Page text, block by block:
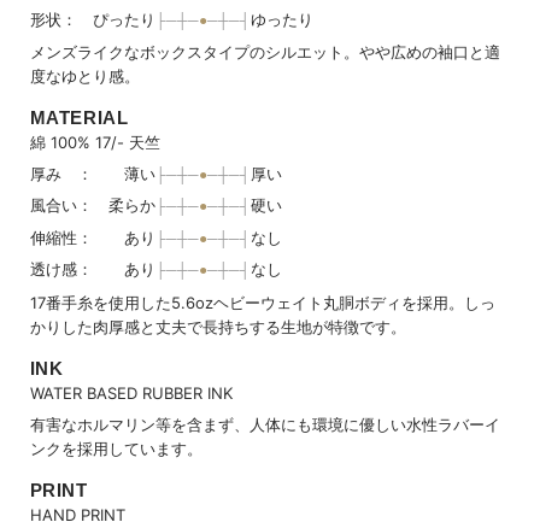
形状： ぴったり ゆったり
メンズライクなボックスタイプのシルエット。やや広めの袖口と適
度なゆとり感。
MATERIAL
綿 100% 17/- 天竺
厚み ： 薄い
厚い
風合い： 柔らか
硬い
伸縮性： あり
なし
透け感： あり
なし
17番手糸を使用した5.6ozヘビーウェイト丸胴ボディを採用。しっ
かりした肉厚感と丈夫で長持ちする生地が特徴です。
INK
WATER BASED RUBBER INK
有害なホルマリン等を含まず、人体にも環境に優しい水性ラバーイ
ンクを採用しています。
PRINT
HAND PRINT